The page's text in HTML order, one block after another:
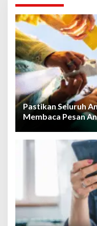
Pastikan Seluruh
Membaca Pesan